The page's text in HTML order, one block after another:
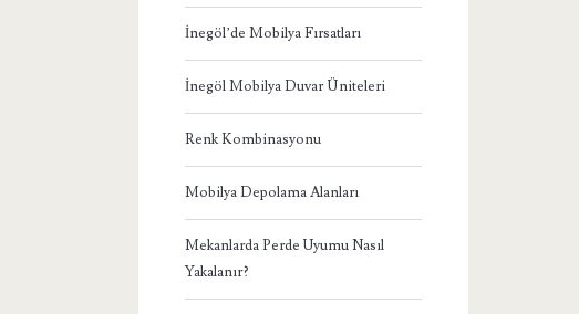
İnegöl’de Mobilya Fırsatları
İnegöl Mobilya Duvar Üniteleri
Renk Kombinasyonu
Mobilya Depolama Alanları
Mekanlarda Perde Uyumu Nasıl
Yakalanır?